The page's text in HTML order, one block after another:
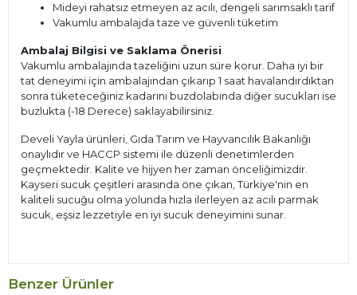
Mideyi rahatsız etmeyen az acılı, dengeli sarımsaklı tarif
Vakumlu ambalajda taze ve güvenli tüketim
Ambalaj Bilgisi ve Saklama Önerisi
Vakumlu ambalajında tazeliğini uzun süre korur. Daha iyi bir
tat deneyimi için ambalajından çıkarıp 1 saat havalandırdıktan
sonra tüketeceğiniz kadarını buzdolabında diğer sucukları ise
buzlukta (-18 Derece) saklayabilirsiniz.
Develi Yayla ürünleri, Gıda Tarım ve Hayvancılık Bakanlığı
onaylıdır ve HACCP sistemi ile düzenli denetimlerden
geçmektedir. Kalite ve hijyen her zaman önceliğimizdir.
Kayseri sucuk çeşitleri arasında öne çıkan, Türkiye'nin en
kaliteli sucuğu olma yolunda hızla ilerleyen az acılı parmak
sucuk, eşsiz lezzetiyle en iyi sucuk deneyimini sunar.
Benzer Ürünler